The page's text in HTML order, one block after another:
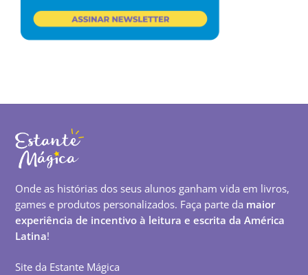
Onde as histórias dos seus alunos ganham vida em livros,
games e produtos personalizados. Faça parte da maior
experiência de incentivo à leitura e escrita da América
Latina!
Site da Estante Mágica